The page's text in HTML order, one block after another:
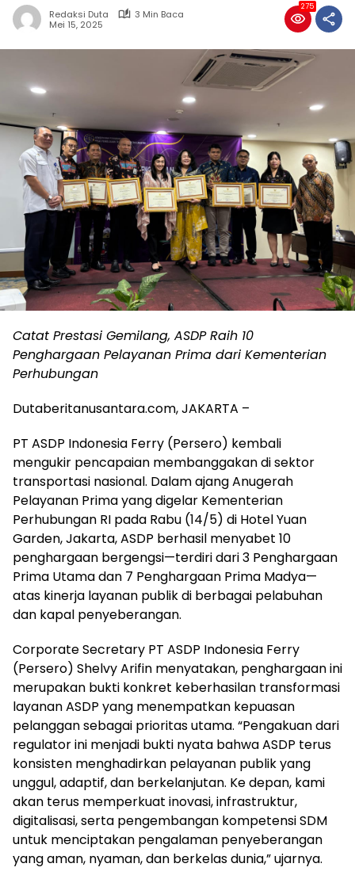
Redaksi Duta
3 Min Baca
Mei 15, 2025
275
Catat Prestasi Gemilang, ASDP Raih 10
Penghargaan Pelayanan Prima dari Kementerian
Perhubungan
Dutaberitanusantara.com, JAKARTA –
PT ASDP Indonesia Ferry (Persero) kembali
mengukir pencapaian membanggakan di sektor
transportasi nasional. Dalam ajang Anugerah
Pelayanan Prima yang digelar Kementerian
Perhubungan RI pada Rabu (14/5) di Hotel Yuan
Garden, Jakarta, ASDP berhasil menyabet 10
penghargaan bergengsi—terdiri dari 3 Penghargaan
Prima Utama dan 7 Penghargaan Prima Madya—
atas kinerja layanan publik di berbagai pelabuhan
dan kapal penyeberangan.
Corporate Secretary PT ASDP Indonesia Ferry
(Persero) Shelvy Arifin menyatakan, penghargaan ini
merupakan bukti konkret keberhasilan transformasi
layanan ASDP yang menempatkan kepuasan
pelanggan sebagai prioritas utama. “Pengakuan dari
regulator ini menjadi bukti nyata bahwa ASDP terus
konsisten menghadirkan pelayanan publik yang
unggul, adaptif, dan berkelanjutan. Ke depan, kami
akan terus memperkuat inovasi, infrastruktur,
digitalisasi, serta pengembangan kompetensi SDM
untuk menciptakan pengalaman penyeberangan
yang aman, nyaman, dan berkelas dunia,” ujarnya.